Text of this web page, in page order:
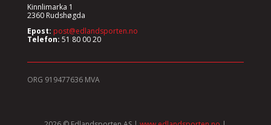
Kinnlimarka 1
2360 Rudshøgda
Epost: post@edlandsporten.no
Telefon: 51 80 00 20
ORG 919477636 MVA